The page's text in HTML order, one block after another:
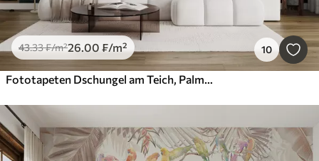
43.33₣/m²26.00 ₣/m² 10
Fototapeten Dschungel am Teich, Palmen, Vegetation